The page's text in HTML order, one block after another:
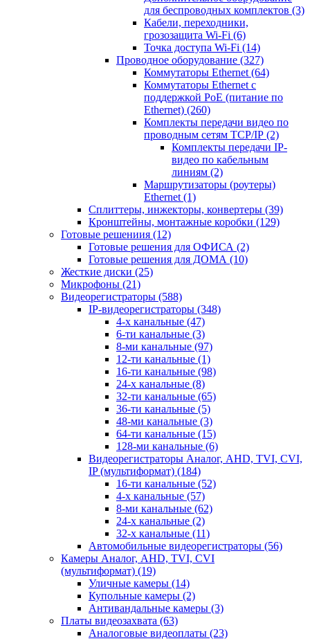
для беспроводных комплектов (3)
Кабели, переходники,
грозозащита Wi-Fi (6)
Точка доступа Wi-Fi (14)
Проводное оборудование (327)
Коммутаторы Ethernet (64)
Коммутаторы Ethernet с
поддержкой PoE (питание по
Ethernet) (260)
Комплекты передачи видео по
проводным сетям TCP/IP (2)
Комплекты передачи IP-
видео по кабельным
линиям (2)
Маршрутизаторы (роутеры)
Ethernet (1)
Сплиттеры, инжекторы, конвертеры (39)
Кронштейны, монтажные коробки (129)
Готовые решениия (12)
Готовые решения для ОФИСА (2)
Готовые решения для ДОМА (10)
Жесткие диски (25)
Микрофоны (21)
Видеорегистраторы (588)
IP-видеорегистраторы (348)
4-х канальные (47)
6-ти канальные (3)
8-ми канальные (97)
12-ти канальные (1)
16-ти канальные (98)
24-х канальные (8)
32-ти канальные (65)
36-ти канальные (5)
48-ми канальные (3)
64-ти канальные (15)
128-ми канальные (6)
Видеорегистраторы Аналог, AHD, TVI, CVI,
IP (мультиформат) (184)
16-ти канальные (52)
4-х канальные (57)
8-ми канальные (62)
24-х канальные (2)
32-х канальные (11)
Автомобильные видеорегистраторы (56)
Камеры Аналог, AHD, TVI, CVI
(мультиформат) (19)
Уличные камеры (14)
Купольные камеры (2)
Антивандальные камеры (3)
Платы видеозахвата (63)
Аналоговые видеоплаты (23)